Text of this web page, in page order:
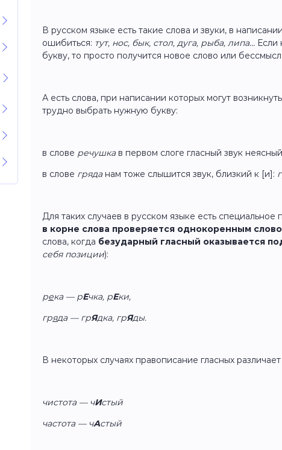
В русском языке есть такие слова и звуки, в
ошибиться: тут, нос, бык, стол, дуга, рыба, липа... Если
букву, то просто получится новое слово или
А есть слова, при написании которых могут
трудно выбрать нужную букву:
в слове речушка в первом слоге гласный звук
в слове гряда нам тоже слышится звук, близкий к [и]:
Для таких случаев в русском языке есть специальное
в корне слова проверяется однокоренным
слова, когда безударный гласный оказывается
себя позиции):
река — рЕчка, рЕки,
гряда — грЯдка, грЯды.
В некоторых случаях правописание гласных
чистота — чИстый
частота — чАстый